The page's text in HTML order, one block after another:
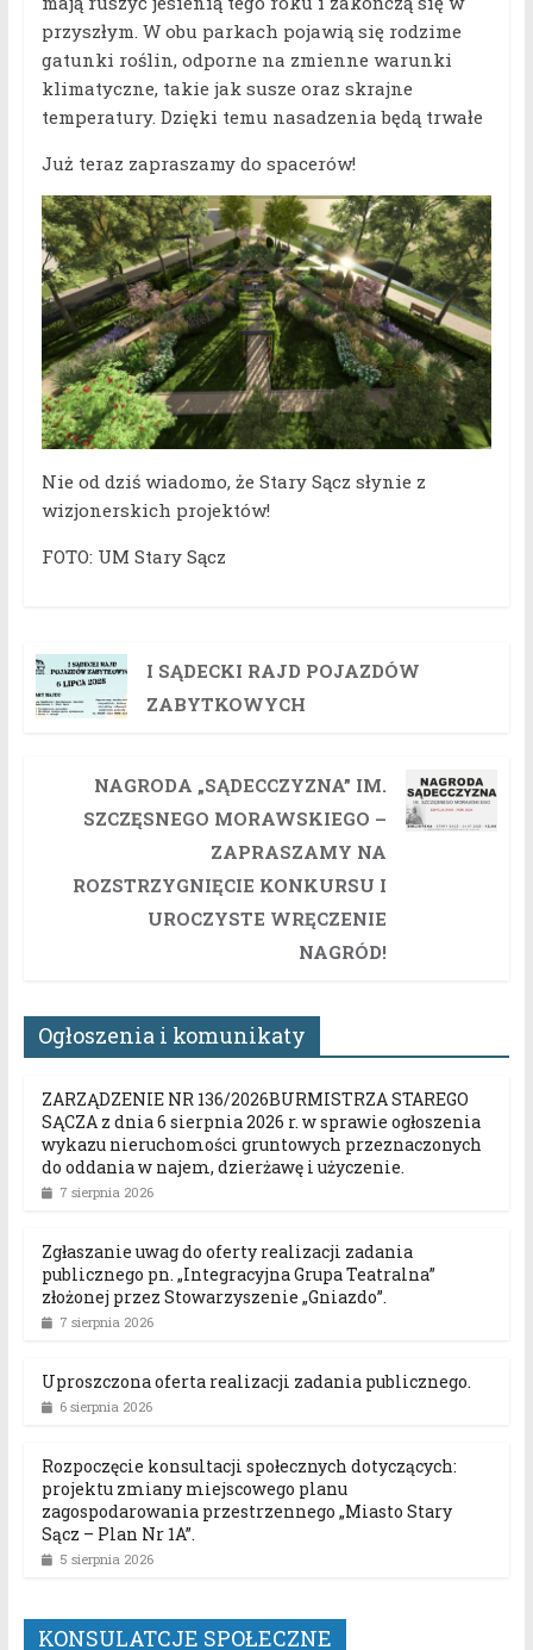
przyszłym. W obu parkach pojawią się rodzime
gatunki roślin, odporne na zmienne warunki
klimatyczne, takie jak susze oraz skrajne
temperatury. Dzięki temu nasadzenia będą trwałe
Już teraz zapraszamy do spacerów!
Nie od dziś wiadomo, że Stary Sącz słynie z
wizjonerskich projektów!
FOTO: UM Stary Sącz
I SĄDECKI RAJD POJAZDÓW
ZABYTKOWYCH
NAGRODA „SĄDECCZYZNA” IM.
SZCZĘSNEGO MORAWSKIEGO –
ZAPRASZAMY NA
ROZSTRZYGNIĘCIE KONKURSU I
UROCZYSTE WRĘCZENIE
NAGRÓD!
Ogłoszenia i komunikaty
ZARZĄDZENIE NR 136/2026BURMISTRZA STAREGO
SĄCZA z dnia 6 sierpnia 2026 r. w sprawie ogłoszenia
wykazu nieruchomości gruntowych przeznaczonych
do oddania w najem, dzierżawę i użyczenie.
7 sierpnia 2026
Zgłaszanie uwag do oferty realizacji zadania
publicznego pn. „Integracyjna Grupa Teatralna”
złożonej przez Stowarzyszenie „Gniazdo”.
7 sierpnia 2026
Uproszczona oferta realizacji zadania publicznego.
6 sierpnia 2026
Rozpoczęcie konsultacji społecznych dotyczących:
projektu zmiany miejscowego planu
zagospodarowania przestrzennego „Miasto Stary
Sącz – Plan Nr 1A”.
5 sierpnia 2026
KONSULATCJE SPOŁECZNE